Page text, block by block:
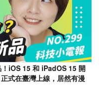
iOS 15 和 iPadOS 15 開
式在臺灣上線，居然有漫